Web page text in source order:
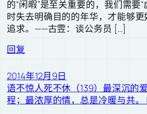
的“闲暇”是至关重要的，我们需要
时失去明确目的的年华，才能够
追求。——古雴：谈公务员 […]
回复
2014年12月9日
语不惊人死不休（139）最深沉的
程；最浓厚的情，总是冷暖与共。